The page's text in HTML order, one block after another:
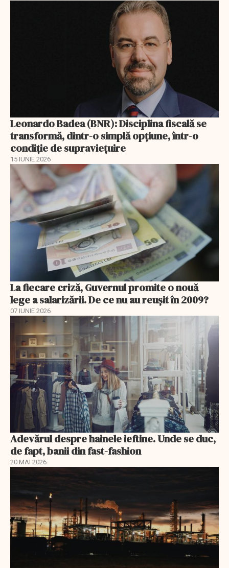
Leonardo Badea (BNR): Disciplina fiscală se
transformă, dintr-o simplă opțiune, într-o
condiție de supraviețuire
15 IUNIE 2026
La fiecare criză, Guvernul promite o nouă
lege a salarizării. De ce nu au reușit în 2009?
07 IUNIE 2026
Adevărul despre hainele ieftine. Unde se duc,
de fapt, banii din fast-fashion
20 MAI 2026